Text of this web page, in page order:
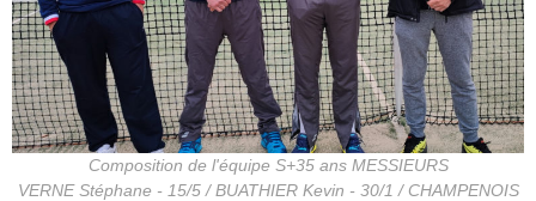
Composition de l'équipe S+35 ans MESSIEURS
VERNE Stéphane - 15/5 / BUATHIER Kevin - 30/1 / CHAMPENOIS